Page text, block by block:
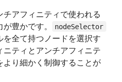
アフィニティで使われる
豊かです。
nodeSelector
を全て持つノードを選択す
ニティとアンチアフィニテ
より細かく制御することが